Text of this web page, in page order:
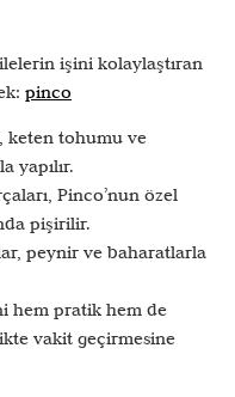
işini kolaylaştıran
pinco
keten tohumu ve
yapılır.
Pinco’nun özel
pişirilir.
peynir ve baharatlarla
hem pratik hem de
vakit geçirmesine